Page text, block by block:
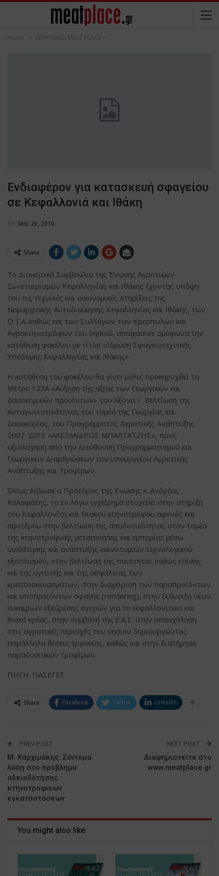
Home ΠΕΡΙΟΔΙΚΟ ΜΕΑΤ PLACE
Ενδιαφέρον για κατασκευή σφαγείου
σε Κεφαλλονιά και Ιθάκη
On Μάι 26, 2010
Share
Tο Διοικητικό Συμβούλιο της Ένωσης Αγροτικών
Συνεταιρισμών Κεφαλληνίας και Ιθάκης έχοντας υπόψη
του τις τεχνικές και οικονομικές στηρίξεις της
Νομαρχιακής Αυτοδιοίκησης Κεφαλληνίας και Ιθάκης, των
Ο.Τ.Α. καθώς και των Συλλόγων των Κρεοπωλών και
Αγροκτηνοτρόφων του νησιού, αποφάσισε ομόφωνα την
κατάθεση φακέλου με τίτλο «Ίδρυση Σφαγειοτεχνικής
Υποδομής Κεφαλληνίας και Ιθάκης».
Η κατάθεση του φακέλου θα γίνει μόλις προκηρυχθεί το
Μέτρο 123Α «Αύξηση της αξίας των Γεωργικών και
Δασοκομικών προϊόντων» του Άξονα 1: Βελτίωση της
Ανταγωνιστικότητας του τομέα της Γεωργίας και
Δασοκομίας, του Προγράμματος Αγροτικής Ανάπτυξης
2007-2013 «ΑΛΕΞΑΝΔΡΟΣ ΜΠΑΛΤΑΤΖΗΣ», προς
αξιολόγηση από την Διεύθυνση Προγραμματισμού και
Γεωργικών Διαρθρώσεων του υπουργείου Αγροτικής
Ανάπτυξης και Τροφίμων.
Όπως δήλωσε ο Πρόεδρος της Ένωσης κ. Ανδρέας
Καλαφάτης, το εν λόγω εγχείρημα στοχεύει στην στήριξη
του Κεφαλλονίτη και Θιακού κτηνοτρόφου αφενός και
αφετέρου στην βελτίωση της αποδοτικότητας στον τομέα
της κτηνοτροφικής μεταποίησης και εμπορίας μέσω
υιοθέτησης και ανάπτυξης καινοτομιών τεχνολογικού
εξοπλισμού, στην βελτίωση της ποιότητας καθώς επίσης
και της υγιεινής και της ασφάλειας των
κρεατοσκευασμάτων, στην διαχείριση των παραπροϊόντων
και υποπροϊόντων σφαγής (rendering), στην διάνοιξη νέων
ευκαιριών εξεύρεσης αγορών για το κεφαλλονίτικο και
θιακό κρέας, στην συμβολή της Ε.Α.Σ. στην απασχόληση
στις αγροτικές περιοχές του νησιού δημιουργώντας
παράλληλα θέσεις εργασίας, καθώς και στην διατήρηση
παραδοσιακών τροφίμων.
ΠΗΓΗ: ΠΑΣΕΓΕΣ
Share Facebook Twitter Linkedin
PREV POST
Μ. Καρχιμάκης: Σύντομα
λύση στο πρόβλημα
αδειοδότησης
κτηνοτροφικών
εγκαταστάσεων
NEXT POST
Διαφημιστείτε στο
www.meatplace.gr
You might also like